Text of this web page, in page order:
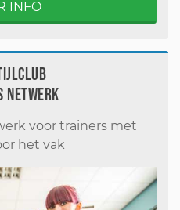
INFO
Netwerk
voor trainers met
het vak